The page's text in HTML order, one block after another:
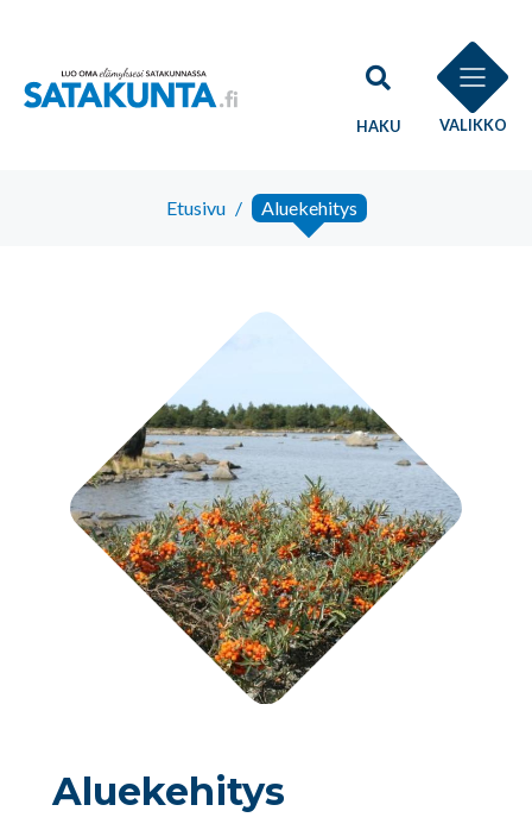
HAKU VALIKKO
Etusivu / Aluekehitys
Aluekehitys